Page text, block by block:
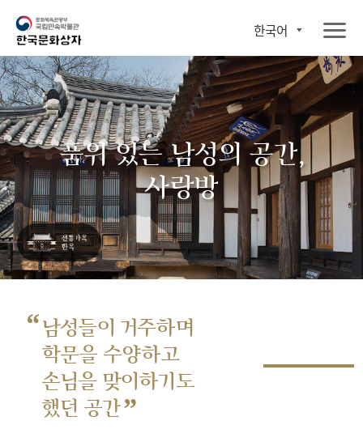
한국어
품위 있는 남성의 공간,
사랑방
“남성들이 거주하며
학문을 수양하고
손님을 맞이하기도
했던 공간”